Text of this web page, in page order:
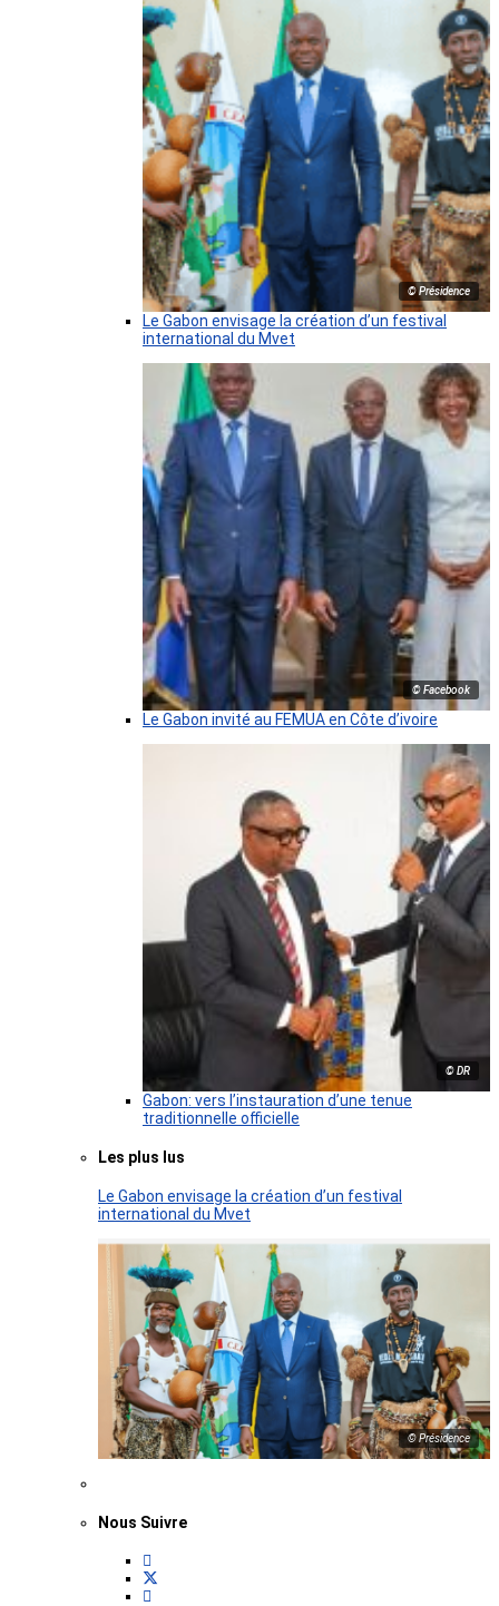
© Présidence
Le Gabon envisage la création d’un festival
international du Mvet
© Facebook
Le Gabon invité au FEMUA en Côte d’ivoire
© DR
Gabon: vers l’instauration d’une tenue
traditionnelle officielle
Les plus lus
Le Gabon envisage la création d’un festival
international du Mvet
© Présidence
Nous Suivre